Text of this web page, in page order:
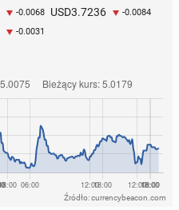
-0.0068 USD3.7236 -0.0084
-0.0031
Źródło: currencybeacon.com